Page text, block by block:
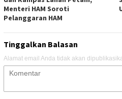
Menteri HAM Soroti
Pelanggaran HAM
Tinggalkan Balasan
Alamat email Anda tidak akan